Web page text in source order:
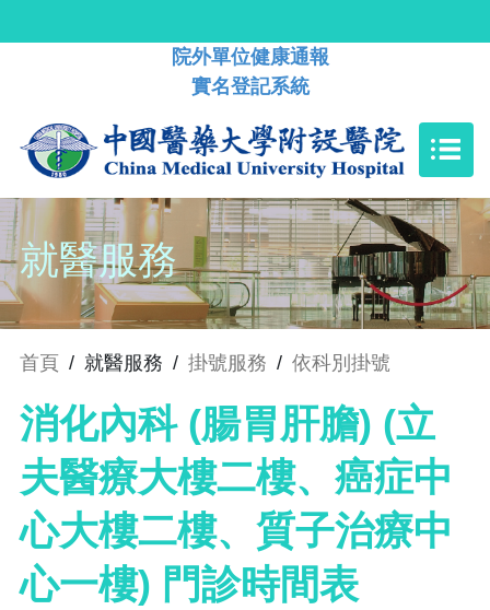
院外單位健康通報
實名登記系統
就醫服務
首頁 / 就醫服務 / 掛號服務 / 依科別掛號
消化內科 (腸胃肝膽) (立
夫醫療大樓二樓、癌症中
心大樓二樓、質子治療中
心一樓) 門診時間表